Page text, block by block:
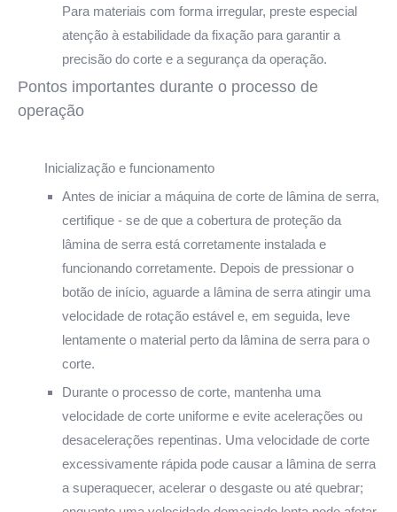
Para materiais com forma irregular, preste especial
atenção à estabilidade da fixação para garantir a
precisão do corte e a segurança da operação.
Pontos importantes durante o processo de
operação
Inicialização e funcionamento
Antes de iniciar a máquina de corte de lâmina de serra,
certifique - se de que a cobertura de proteção da
lâmina de serra está corretamente instalada e
funcionando corretamente. Depois de pressionar o
botão de início, aguarde a lâmina de serra atingir uma
velocidade de rotação estável e, em seguida, leve
lentamente o material perto da lâmina de serra para o
corte.
Durante o processo de corte, mantenha uma
velocidade de corte uniforme e evite acelerações ou
desacelerações repentinas. Uma velocidade de corte
excessivamente rápida pode causar a lâmina de serra
a superaquecer, acelerar o desgaste ou até quebrar;